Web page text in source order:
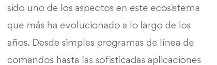
sido uno de los aspectos en este ecosistema
que más ha evolucionado a lo largo de los
años. Desde simples programas de línea de
comandos hasta las sofisticadas aplicaciones